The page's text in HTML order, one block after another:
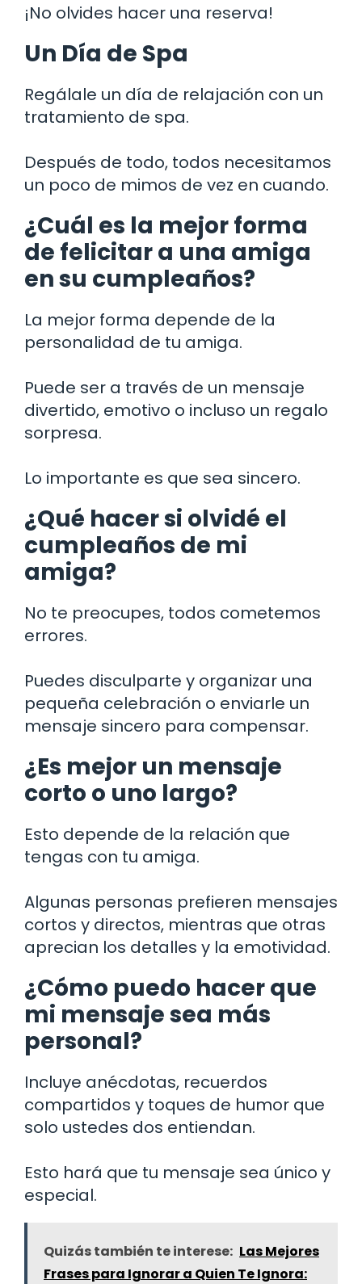
¡No olvides hacer una reserva!
Un Día de Spa
Regálale un día de relajación con un
tratamiento de spa.
Después de todo, todos necesitamos
un poco de mimos de vez en cuando.
¿Cuál es la mejor forma
de felicitar a una amiga
en su cumpleaños?
La mejor forma depende de la
personalidad de tu amiga.
Puede ser a través de un mensaje
divertido, emotivo o incluso un regalo
sorpresa.
Lo importante es que sea sincero.
¿Qué hacer si olvidé el
cumpleaños de mi
amiga?
No te preocupes, todos cometemos
errores.
Puedes disculparte y organizar una
pequeña celebración o enviarle un
mensaje sincero para compensar.
¿Es mejor un mensaje
corto o uno largo?
Esto depende de la relación que
tengas con tu amiga.
Algunas personas prefieren mensajes
cortos y directos, mientras que otras
aprecian los detalles y la emotividad.
¿Cómo puedo hacer que
mi mensaje sea más
personal?
Incluye anécdotas, recuerdos
compartidos y toques de humor que
solo ustedes dos entiendan.
Esto hará que tu mensaje sea único y
especial.
Quizás también te interese: Las Mejores
Frases para Ignorar a Quien Te Ignora: